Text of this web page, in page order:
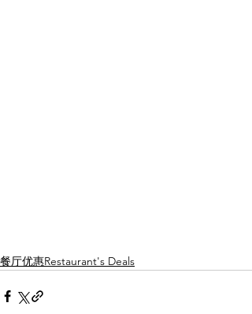
餐厅优惠Restaurant's Deals